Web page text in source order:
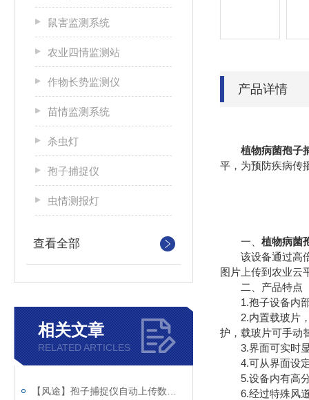
鼠害监测系统
农业四情监测站
作物长势监测仪
苗情监测系统
杀虫灯
孢子捕捉仪
虫情测报灯
查看全部
相关文章
RELATED ARTICLES
产品详情
植物病菌孢子
平，为预防疾病传
一、 植物病菌
该设备通过高倍
图片上传到农业云
二、产品特点
1.孢子设备内部
2.内置载玻片，
护，载玻片可手动
3.界面可实时显
4.可从界面设定
5.设备内有高分
6.经过特殊风道